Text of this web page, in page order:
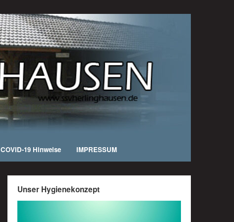
COVID-19 Hinweise IMPRESSUM
Unser Hygienekonzept